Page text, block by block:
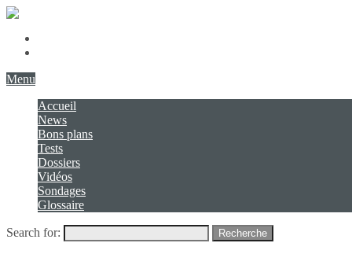
Menu
Accueil
News
Bons plans
Tests
Dossiers
Vidéos
Sondages
Glossaire
Search for: Recherche